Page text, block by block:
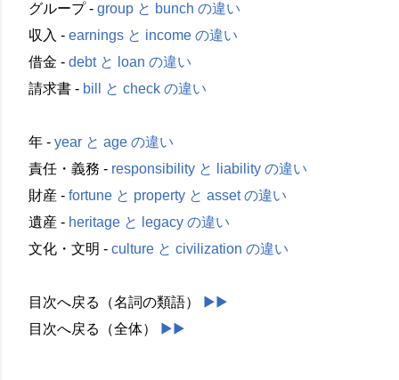
グループ - group と bunch の違い
収入 - earnings と income の違い
借金 - debt と loan の違い
請求書 - bill と check の違い
年 - year と age の違い
責任・義務 - responsibility と liability の違い
財産 - fortune と property と asset の違い
遺産 - heritage と legacy の違い
文化・文明 - culture と civilization の違い
目次へ戻る（名詞の類語）
▶︎▶︎
目次へ戻る（全体）
▶︎▶︎